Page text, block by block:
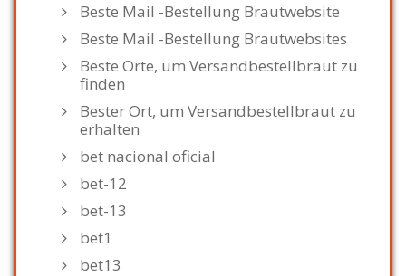
Beste Mail -Bestellung Brautwebsite
Beste Mail -Bestellung Brautwebsites
Beste Orte, um Versandbestellbraut zu
finden
Bester Ort, um Versandbestellbraut zu
erhalten
bet nacional oficial
bet-12
bet-13
bet1
bet13